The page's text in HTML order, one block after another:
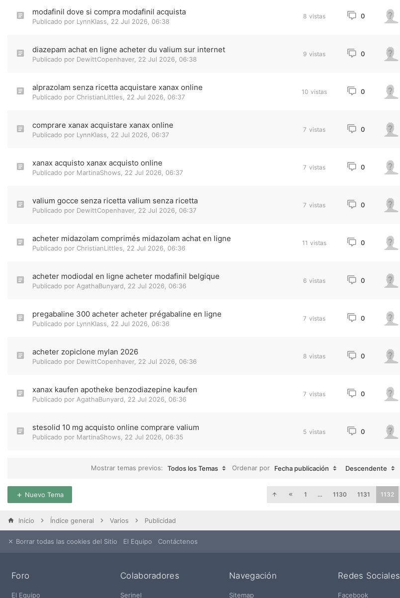
modafinil dove si compra modafinil acquista
Publicado por LynnKlass 22 Jul 2026, 06:38
8 vistas 0
diazepam achat en ligne acheter du valium sur internet
Publicado por DewittCopenhaver, 22 Jul 2026, 06:38
9 vistas 0
alprazolam senza ricetta acquistare xanax online
Publicado por ChristianLittles 22 Jul 2026, 06:37
10 vistas 0
comprare xanax acquistare xanax online
Publicado por LynnKlass 22 Jul 2026, 06:37
7 vistas 0
xanax acquisto xanax acquisto online
Publicado por MartinaShows 22 Jul 2026, 06:37
7 vistas 0
valium gocce senza ricetta valium senza ricetta
Publicado por DewittCopenhaver, 22 Jul 2026, 06:37
7 vistas 0
acheter midazolam comprimés midazolam achat en ligne
Publicado por ChristianLittles 22 Jul 2026, 06:36
11 vistas 0
acheter modiodal en ligne acheter modafinil belgique
Publicado por AgathaBunyard 22 Jul 2026, 06:36
6 vistas 0
pregabaline 300 acheter acheter prégabaline en ligne
Publicado por LynnKlass 22 Jul 2026, 06:36
7 vistas 0
acheter zopiclone mylan 2026
Publicado por DewittCopenhaver, 22 Jul 2026, 06:36
8 vistas 0
xanax kaufen apotheke benzodiazepine kaufen
Publicado por AgathaBunyard 22 Jul 2026, 06:36
7 vistas 0
stesolid 10 mg acquisto online comprare valium
Publicado por MartinaShows 22 Jul 2026, 06:35
5 vistas 0
Mostrar temas previos: Todos los Temas Ordenar por Fecha publicación Descendente
Nuevo Tema 1 … 1130 1131 1132
Inicio Índice general Varios Publicidad
Borrar todas las cookies del Sitio El Equipo Contáctenos
Foro
El Equipo
Colaboradores
Serinel
Navegación
Sitemap
Redes Sociales
Facebook